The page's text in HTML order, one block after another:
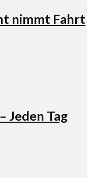
nimmt Fahrt
Jeden Tag